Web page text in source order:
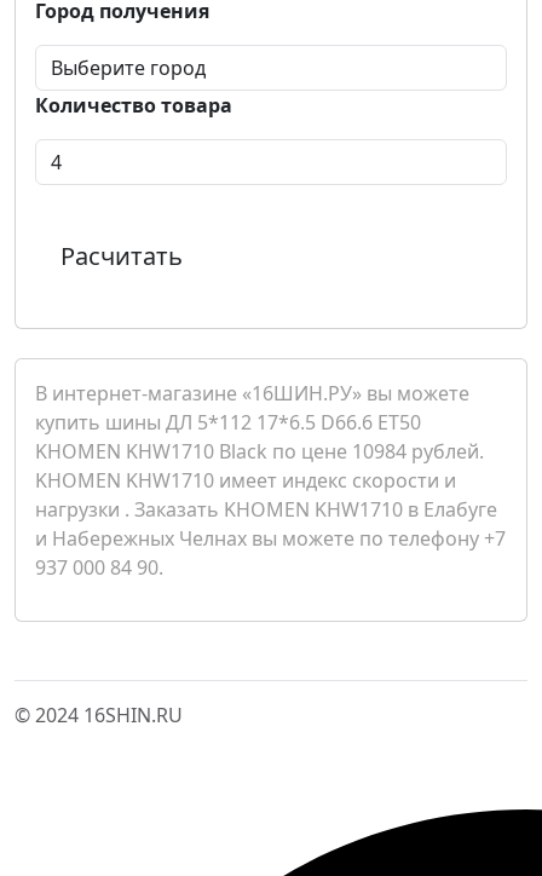
Город получения
Количество товара
Расчитать
В интернет-магазине «16ШИН.РУ» вы можете
купить шины ДЛ 5*112 17*6.5 D66.6 ET50
KHOMEN KHW1710 Black по цене 10984 рублей.
KHOMEN KHW1710 имеет индекс скорости и
нагрузки . Заказать KHOMEN KHW1710 в Елабуге
и Набережных Челнах вы можете по телефону +7
937 000 84 90.
© 2024 16SHIN.RU